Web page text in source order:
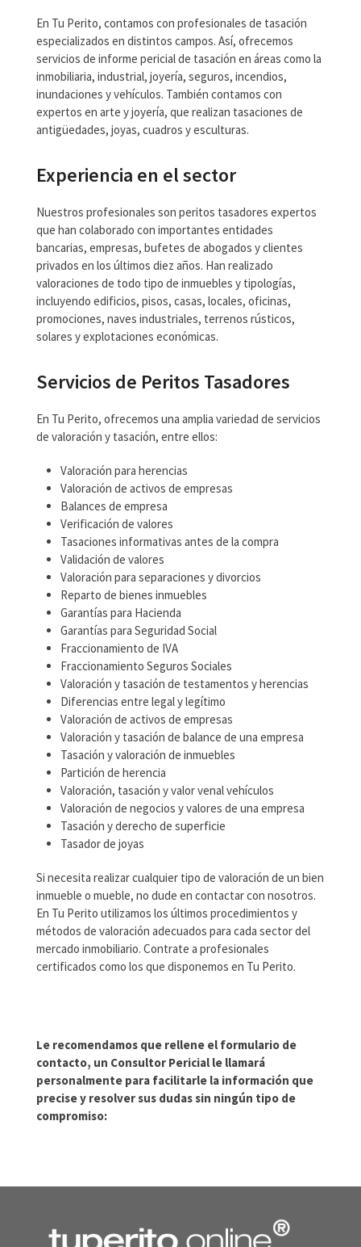
En Tu Perito, contamos con profesionales de tasación
especializados en distintos campos. Así, ofrecemos
servicios de informe pericial de tasación en áreas como la
inmobiliaria, industrial, joyería, seguros, incendios,
inundaciones y vehículos. También contamos con
expertos en arte y joyería, que realizan tasaciones de
antigüedades, joyas, cuadros y esculturas.
Experiencia en el sector
Nuestros profesionales son peritos tasadores expertos
que han colaborado con importantes entidades
bancarias, empresas, bufetes de abogados y clientes
privados en los últimos diez años. Han realizado
valoraciones de todo tipo de inmuebles y tipologías,
incluyendo edificios, pisos, casas, locales, oficinas,
promociones, naves industriales, terrenos rústicos,
solares y explotaciones económicas.
Servicios de Peritos Tasadores
En Tu Perito, ofrecemos una amplia variedad de servicios
de valoración y tasación, entre ellos:
Valoración para herencias
Valoración de activos de empresas
Balances de empresa
Verificación de valores
Tasaciones informativas antes de la compra
Validación de valores
Valoración para separaciones y divorcios
Reparto de bienes inmuebles
Garantías para Hacienda
Garantías para Seguridad Social
Fraccionamiento de IVA
Fraccionamiento Seguros Sociales
Valoración y tasación de testamentos y herencias
Diferencias entre legal y legítimo
Valoración de activos de empresas
Valoración y tasación de balance de una empresa
Tasación y valoración de inmuebles
Partición de herencia
Valoración, tasación y valor venal vehículos
Valoración de negocios y valores de una empresa
Tasación y derecho de superficie
Tasador de joyas
Si necesita realizar cualquier tipo de valoración de un bien
inmueble o mueble, no dude en contactar con nosotros.
En Tu Perito utilizamos los últimos procedimientos y
métodos de valoración adecuados para cada sector del
mercado inmobiliario. Contrate a profesionales
certificados como los que disponemos en Tu Perito.
Le recomendamos que rellene el formulario de
contacto, un Consultor Pericial le llamará
personalmente para facilitarle la información que
precise y resolver sus dudas sin ningún tipo de
compromiso: